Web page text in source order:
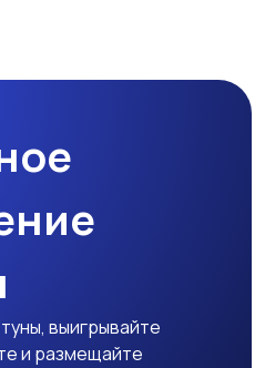
выигрывайте
и размещайте